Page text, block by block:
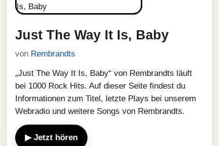
Just The Way It Is, Baby
von Rembrandts
„Just The Way It Is, Baby“ von Rembrandts läuft
bei 1000 Rock Hits. Auf dieser Seite findest du
Informationen zum Titel, letzte Plays bei unserem
Webradio und weitere Songs von Rembrandts.
▶ Jetzt hören